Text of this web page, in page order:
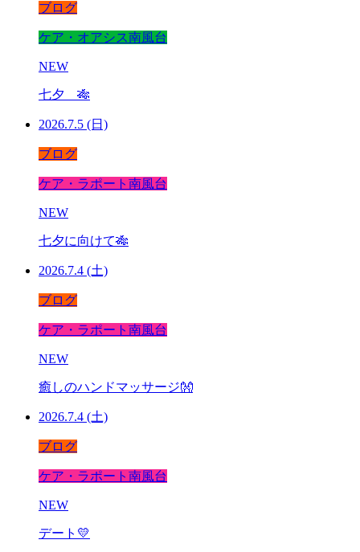
ブログ
ケア・オアシス南風台
NEW
七夕 🎋
2026.7.5 (日)
ブログ
ケア・ラポート南風台
NEW
七夕に向けて🎋
2026.7.4 (土)
ブログ
ケア・ラポート南風台
NEW
癒しのハンドマッサージ👐
2026.7.4 (土)
ブログ
ケア・ラポート南風台
NEW
デート💛